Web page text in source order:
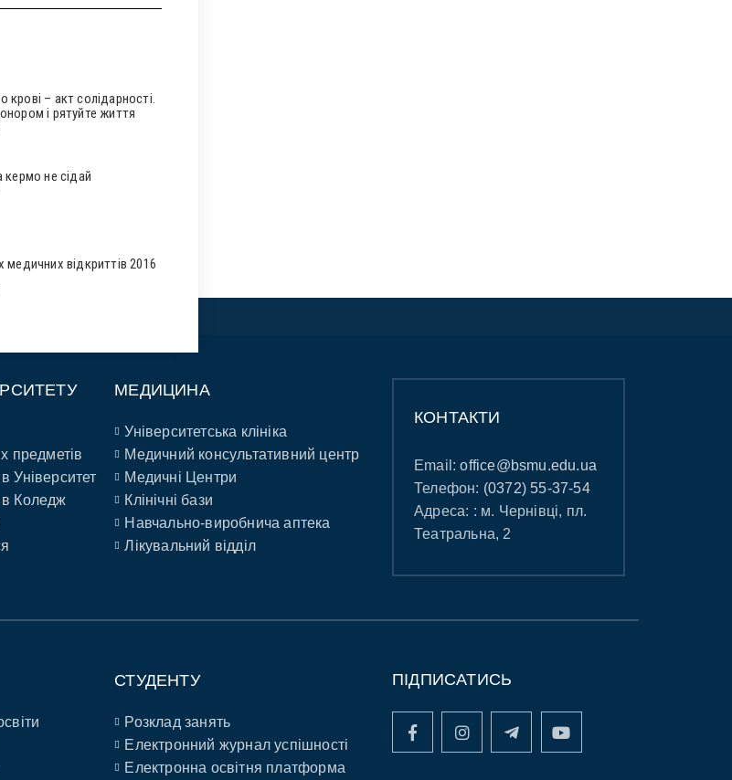
крові – акт солідарності.
і рятуйте життя
кермо не сідай
медичних відкриттів 2016
предметів
Університет
Коледж
МЕДИЦИНА
Університетська клініка
Медичний консультативний центр
Медичні Центри
Клінічні бази
Навчально-виробнича аптека
Лікувальний відділ
КОНТАКТИ
Email:office@bsmu.edu.ua
Телефон: (0372) 55-37-54
Адреса: : м. Чернівці, пл.
Театральна, 2
СТУДЕНТУ
Розклад занять
Електронний журнал успішності
Електронна освітня платформа
ПІДПИСАТИСЬ